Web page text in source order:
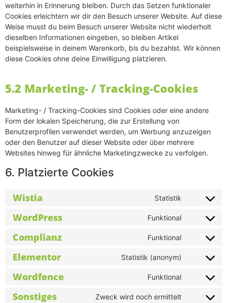
weiterhin in Erinnerung bleiben. Durch das Setzen funktionaler
Cookies erleichtern wir dir den Besuch unserer Website. Auf diese
Weise musst du beim Besuch unserer Website nicht wiederholt
dieselben Informationen eingeben, so bleiben Artikel
beispielsweise in deinem Warenkorb, bis du bezahlst. Wir können
diese Cookies ohne deine Einwilligung platzieren.
5.2 Marketing- / Tracking-Cookies
Marketing- / Tracking-Cookies sind Cookies oder eine andere
Form der lokalen Speicherung, die zur Erstellung von
Benutzerprofilen verwendet werden, um Werbung anzuzeigen
oder den Benutzer auf dieser Website oder über mehrere
Websites hinweg für ähnliche Marketingzwecke zu verfolgen.
6. Platzierte Cookies
Wistia Statistik
WordPress Funktional
Complianz Funktional
Elementor Statistik (anonym)
Wordfence Funktional
Sonstiges Zweck wird noch ermittelt